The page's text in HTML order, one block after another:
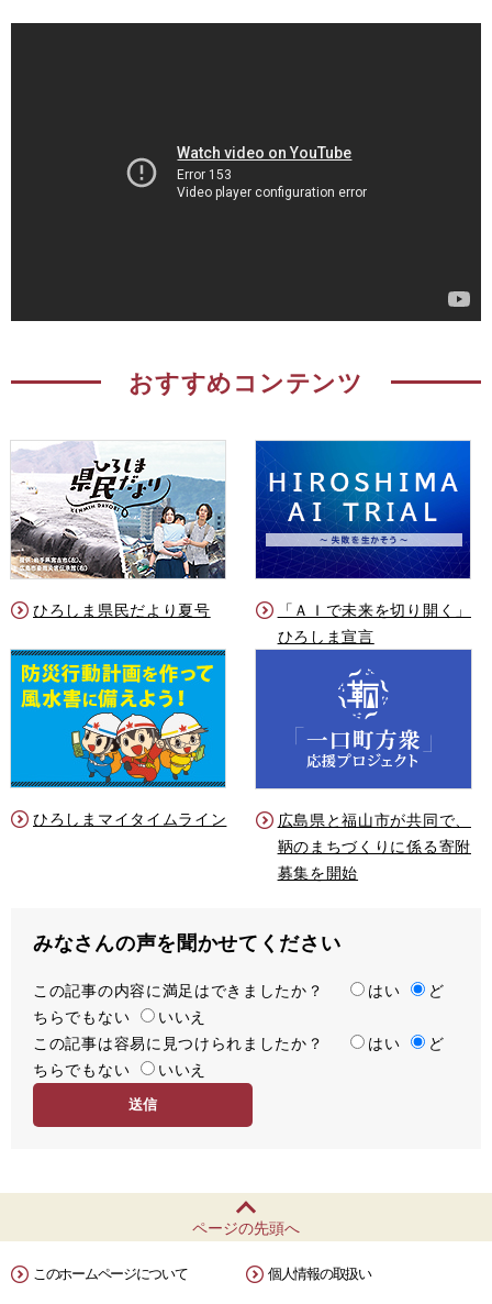
おすすめコンテンツ
ひろしま県民だより夏号
「ＡＩで未来を切り開く」
ひろしま宣言
ひろしまマイタイムライン
広島県と福山市が共同で、
鞆のまちづくりに係る寄附
募集を開始
みなさんの声を聞かせてください
満
足
度
この記事の内容に満足はできましたか？ はい
ど
ちらでもない
いいえ
容
易
この記事は容易に見つけられましたか？ はい
ど
ちらでもない
いいえ
ページの先頭へ
このホームページについて 個人情報の取扱い